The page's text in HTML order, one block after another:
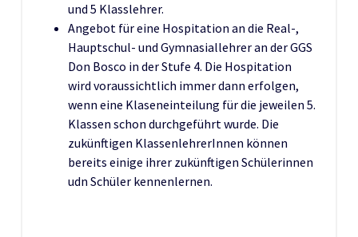
und 5 Klasslehrer.
Angebot für eine Hospitation an die Real-,
Hauptschul- und Gymnasiallehrer an der GGS
Don Bosco in der Stufe 4. Die Hospitation
wird voraussichtlich immer dann erfolgen,
wenn eine Klaseneinteilung für die jeweilen 5.
Klassen schon durchgeführt wurde. Die
zukünftigen KlassenlehrerInnen können
bereits einige ihrer zukünftigen Schülerinnen
udn Schüler kennenlernen.